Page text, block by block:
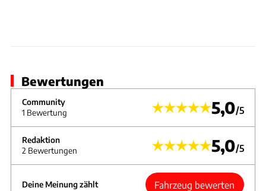
Bewertungen
Community
1 Bewertung
5,0/5
Redaktion
2 Bewertungen
5,0/5
Deine Meinung zählt Fahrzeug bewerten